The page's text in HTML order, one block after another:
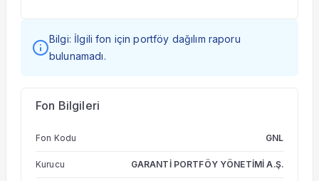
Bilgi: İlgili fon için portföy dağılım raporu
bulunamadı.
Fon Bilgileri
Fon Kodu GNL
Kurucu GARANTİ PORTFÖY YÖNETİMİ A.Ş.